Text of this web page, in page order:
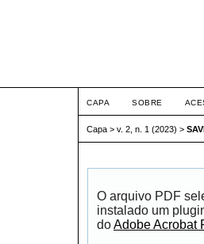
CAPA SOBRE
Capa > v. 2, n. 1 (2023) >
O arquivo PDF
instalado um
doAdobe Acrobat